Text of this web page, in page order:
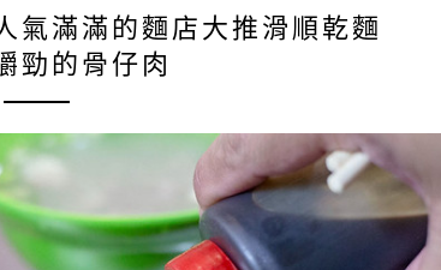
氣滿滿的麵店大推滑順乾麵
勁的骨仔肉